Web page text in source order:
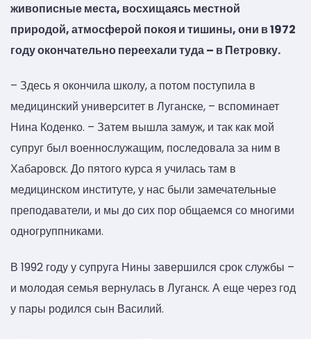
живописные места, восхищаясь местной
природой, атмосферой покоя и тишины, они в 1972
году окончательно переехали туда – в Петровку.
– Здесь я окончила школу, а потом поступила в
медицинский университет в Луганске, – вспоминает
Нина Коденко. – Затем вышла замуж, и так как мой
супруг был военнослужащим, последовала за ним в
Хабаровск. До пятого курса я училась там в
медицинском институте, у нас были замечательные
преподаватели, и мы до сих пор общаемся со многими
одногруппниками.
В 1992 году у супруга Нины завершился срок службы –
и молодая семья вернулась в Луганск. А еще через год
у пары родился сын Василий.